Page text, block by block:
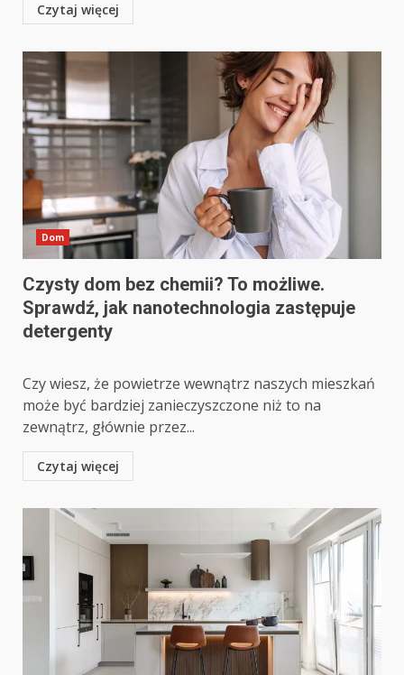
Czytaj więcej
Dom
Czysty dom bez chemii? To możliwe.
Sprawdź, jak nanotechnologia zastępuje
detergenty
Czy wiesz, że powietrze wewnątrz naszych mieszkań
może być bardziej zanieczyszczone niż to na
zewnątrz, głównie przez...
Czytaj więcej